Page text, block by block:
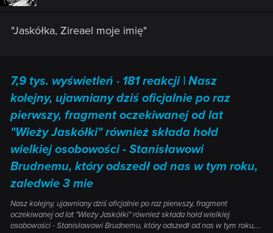
"Jaskółka, Zireael moje imię"
7,9 tys. wyświetleń · 181 reakcji | Nasz
kolejny, ujawniany dziś oficjalnie po raz
pierwszy, fragment oczekiwanej od lat
"Wieży Jaskółki" również składa hołd
wielkiej osobowości - Stanisławowi
Brudnemu, który odszedł od nas w tym roku,
zaledwie 3 mie
Nasz kolejny, ujawniany dziś oficjalnie po raz pierwszy, fragment
oczekiwanej od lat "Wieży Jaskółki" również składa hołd wielkiej
osobowości - Stanisławowi Brudnemu, który odszedł od nas w tym roku,...